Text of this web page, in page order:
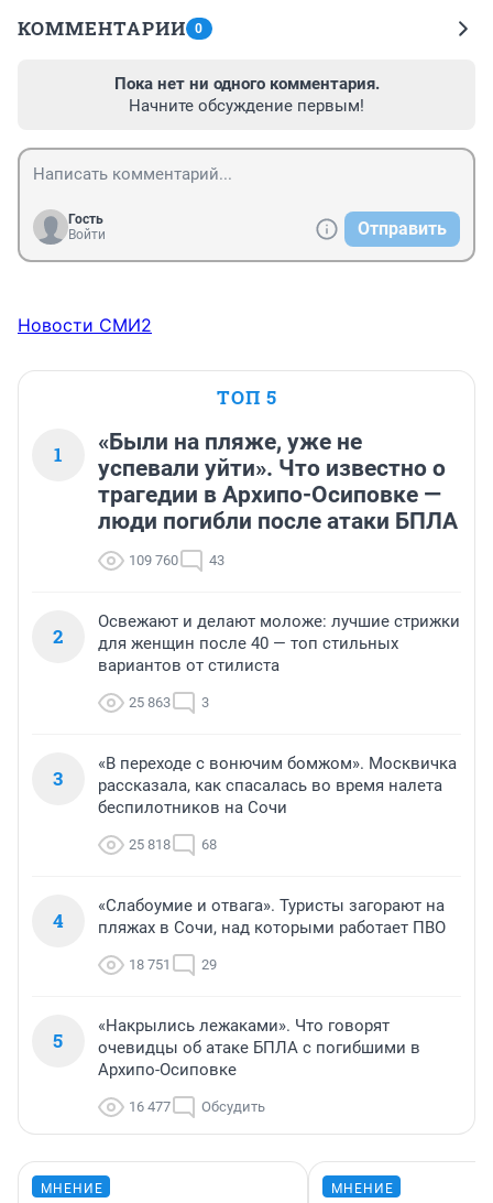
КОММЕНТАРИИ 0
Пока нет ни одного комментария.
Начните обсуждение первым!
Гость
Войти
Отправить
Новости СМИ2
ТОП 5
1
«Были на пляже, уже не
успевали уйти». Что известно о
трагедии в Архипо-Осиповке —
люди погибли после атаки БПЛА
109 760 43
2
Освежают и делают моложе: лучшие стрижки
для женщин после 40 — топ стильных
вариантов от стилиста
25 863 3
3
«В переходе с вонючим бомжом». Москвичка
рассказала, как спасалась во время налета
беспилотников на Сочи
25 818 68
4
«Слабоумие и отвага». Туристы загорают на
пляжах в Сочи, над которыми работает ПВО
18 751 29
5
«Накрылись лежаками». Что говорят
очевидцы об атаке БПЛА с погибшими в
Архипо-Осиповке
16 477 Обсудить
МНЕНИЕ МНЕНИЕ